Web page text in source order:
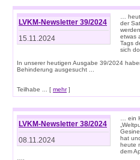
LVKM-Newsletter 39/2024
15.11.2024
…
der
etwas
Tags
sich
In unserer heutigen Ausgabe 39/2024
Behinderung ausgesucht ...
Teilhabe ... [ mehr]
LVKM-Newsletter 38/2024
08.11.2024
… ein
hat
heute
dem